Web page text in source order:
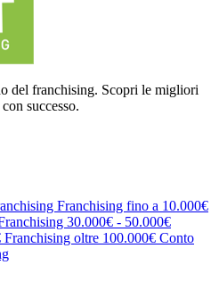
del franchising. Scopri le migliori
successo.
Franchising fino a 10.000€
30.000€ - 50.000€
Franchising oltre 100.000€ Conto